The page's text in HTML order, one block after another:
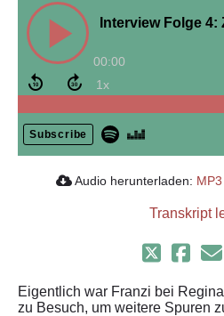
00:00
Subscribe
Audio herunterladen: MP3
Transkript
Eigentlich war Franzi bei
zu Besuch, um weitere Spuren